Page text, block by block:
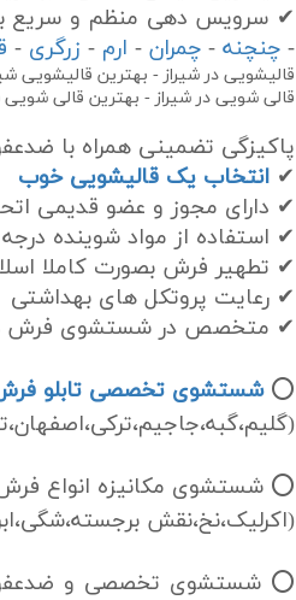
✔ سرویس دهی منظم و سریع
- چنچنه - چمران - ارم - زرگری -
قالیشویی در شیراز - بهترین قالیشویی
قالی شویی در شیراز - بهترین قالی شویی
پاکیزگی تضمینی همراه با
✔ انتخاب یک قالیشویی خوب
✔ دارای مجوز و عضو قدیمی
✔ استفاده از مواد شوینده
✔ تطهیر فرش بصورت کاملا اسلامی ( 3 بار
✔ رعایت پروتکل های بهداشتی
✔ متخصص در شستشوی فرش
⭕شستشوی تخصصی تابلو
⭕ شستشوی مکانیزه انواع
(اکرلیک،نخ،نقش
⭕ شستشوی تخصصی و